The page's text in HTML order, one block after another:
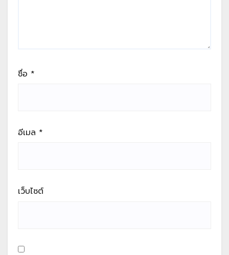
ชื่อ *
อีเมล *
เว็บไซต์